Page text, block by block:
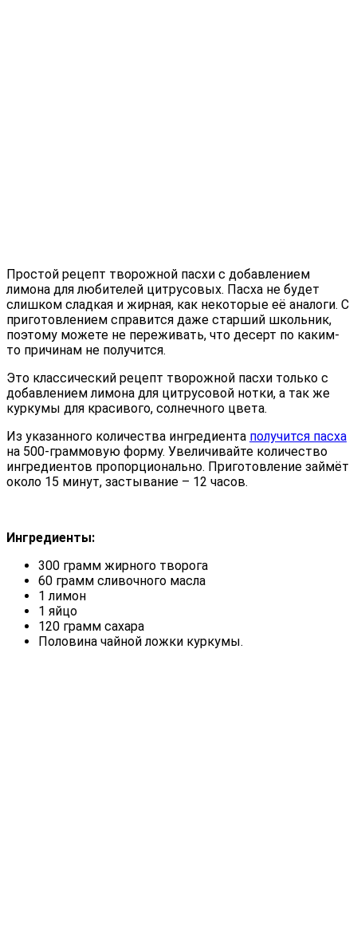
Простой рецепт творожной пасхи с добавлением
лимона для любителей цитрусовых. Пасха не будет
слишком сладкая и жирная, как некоторые её аналоги. С
приготовлением справится даже старший школьник,
поэтому можете не переживать, что десерт по каким-
то причинам не получится.
Это классический рецепт творожной пасхи только с
добавлением лимона для цитрусовой нотки, а так же
куркумы для красивого, солнечного цвета.
Из указанного количества ингредиента получится пасха
на 500-граммовую форму. Увеличивайте количество
ингредиентов пропорционально. Приготовление займёт
около 15 минут, застывание – 12 часов.
Ингредиенты:
300 грамм жирного творога
60 грамм сливочного масла
1 лимон
1 яйцо
120 грамм сахара
Половина чайной ложки куркумы.